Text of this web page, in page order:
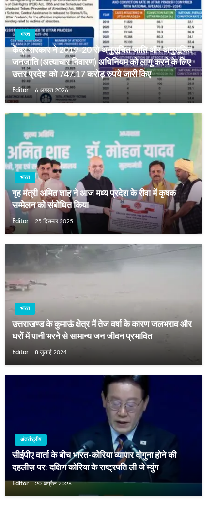
भारत
केंद्र सरकार ने 2019-20 से अनुसूचित जाति और अनुसूचित
जनजाति (अत्याचार निवारण) अधिनियम को लागू करने के लिए
उत्तर प्रदेश को 747.17 करोड़ रुपये जारी किए
Editor 6 अगस्त 2026
भारत
गृह मंत्री अमित शाह ने आज मध्य प्रदेश के रीवा में कृषक
सम्मेलन को संबोधित किया
Editor 25 दिसम्बर 2025
भारत
उत्तराखण्ड के कुमाऊं क्षेत्र में तेज वर्षा के कारण जलभराव और
घरों में पानी भरने से सामान्य जन जीवन प्रभावित
Editor 8 जुलाई 2024
अंतर्राष्ट्रीय
सीईपीए वार्ता के बीच भारत-कोरिया व्यापार दोगुना होने की
दहलीज़ पर: दक्षिण कोरिया के राष्ट्रपति ली जे म्युंग
Editor 20 अप्रैल 2026